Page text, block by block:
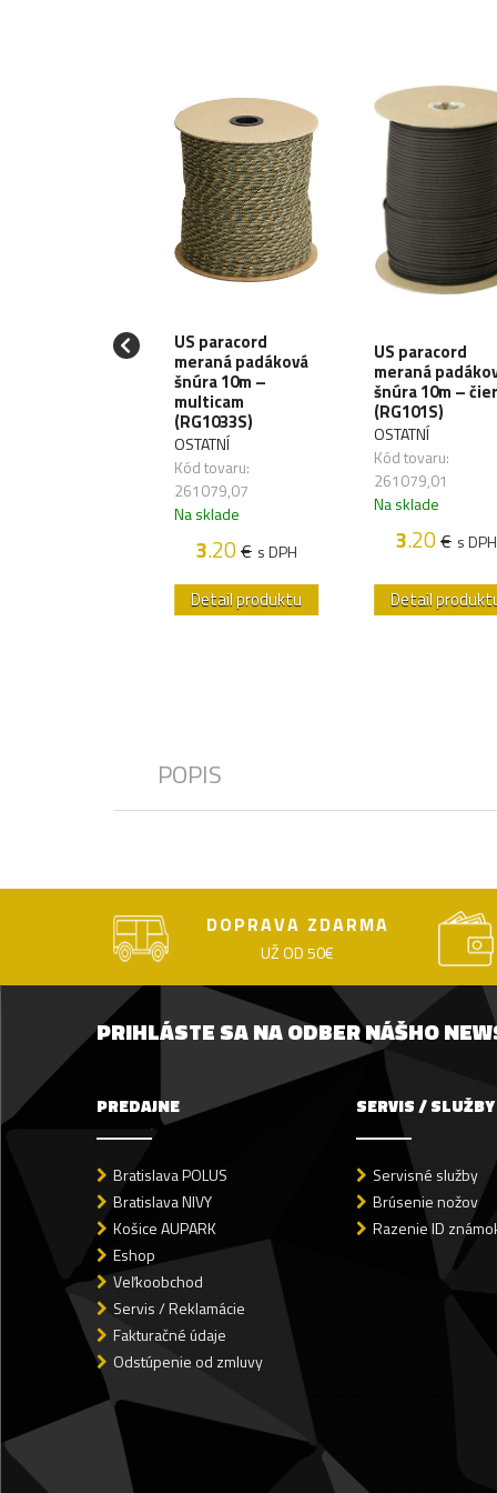
US paracord
meraná padáková
šnúra 10m –
multicam
(RG1033S)
OSTATNÍ
Kód tovaru:
261079,07
Na sklade
3.20€ s DPH
Detail produktu
US paracord
meraná
šnúra 10m –
(RG101S)
OSTATNÍ
Kód tovaru:
261079,01
Na sklade
3.20€ s DPH
Detail
POPIS
DOPRAVA ZDARMA
UŽ OD 50€
PRIHLÁSTE SA NA ODBER NÁŠHO
PREDAJNE
Bratislava POLUS
Bratislava NIVY
Košice AUPARK
Eshop
Veľkoobchod
Servis / Reklamácie
Fakturačné údaje
Odstúpenie od zmluvy
SERVIS / SLUŽBY
Servisné služby
Brúsenie nožov
Razenie ID